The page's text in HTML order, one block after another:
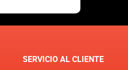
SERVICIO AL CLIENTE